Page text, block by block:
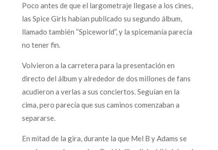
Poco antes de que el largometraje llegase a los cines,
las Spice Girls habían publicado su segundo álbum,
llamado también “Spiceworld”, y la spicemanía parecía
no tener fin.
Volvieron a la carretera para la presentación en
directo del álbum y alrededor de dos millones de fans
acudieron a verlas a sus conciertos. Seguían en la
cima, pero parecía que sus caminos comenzaban a
separarse.
En mitad de la gira, durante la que Mel B y Adams se